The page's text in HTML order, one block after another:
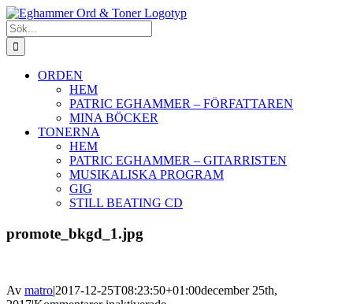
Fortsätt
till
innehållet
Sök
efter:
ORDEN
HEM
PATRIC EGHAMMER – FÖRFATTAREN
MINA BÖCKER
TONERNA
HEM
PATRIC EGHAMMER – GITARRISTEN
MUSIKALISKA PROGRAM
GIG
STILL BEATING CD
promote_bkgd_1.jpg
Av matro|2017-12-25T08:23:50+01:00december 25th,